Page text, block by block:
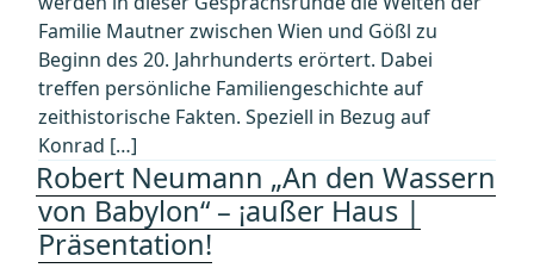
Familie Mautner zwischen Wien und Gößl zu
Beginn des 20. Jahrhunderts erörtert. Dabei
treffen persönliche Familiengeschichte auf
zeithistorische Fakten. Speziell in Bezug auf
Konrad […]
Robert Neumann „An den Wassern
von Babylon“ – ¡außer Haus |
Präsentation!